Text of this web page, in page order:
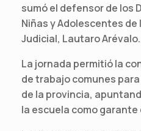
sumó el defensor de los
Niñas y Adolescentes de
Judicial, Lautaro Arévalo.
La jornada permitió la
de trabajo comunes
de la provincia,
la escuela como garante